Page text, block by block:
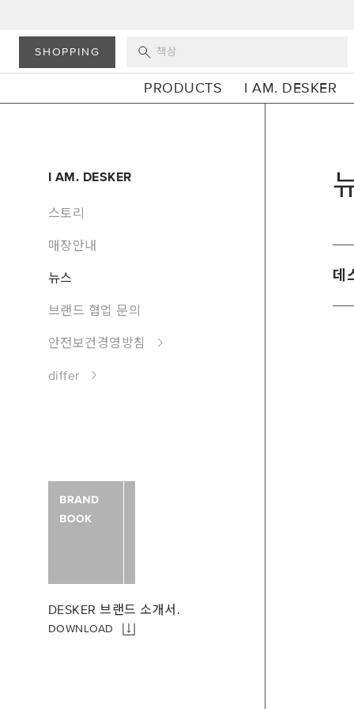
SHOPPING
PRODUCTS I AM. DESKER
I AM. DESKER
스토리
매장안내
뉴스
브랜드 협업 문의
안전보건경영방침
differ
DESKER 브랜드 소개서.
DOWNLOAD
데